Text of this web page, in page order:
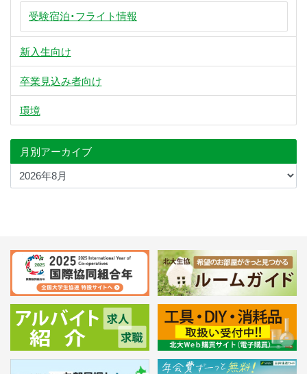
受験宿泊・フライト情報
新入生向け
卒業見込み者向け
環境
月別アーカイブ